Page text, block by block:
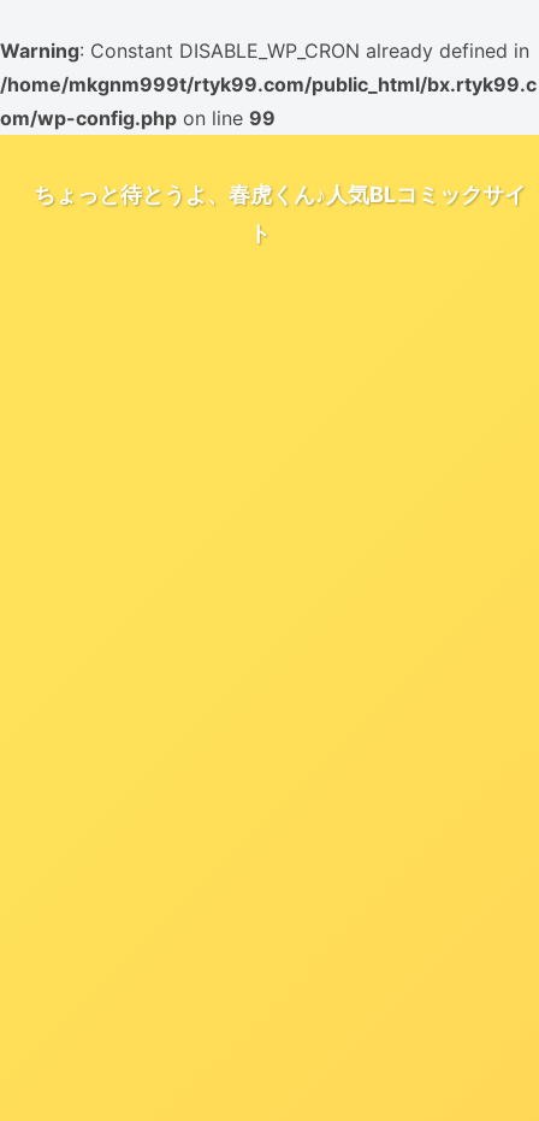
Warning: Constant DISABLE_WP_CRON already defined in
/home/mkgnm999t/rtyk99.com/public_html/bx.rtyk99.c
om/wp-config.php on line 99
ちょっと待とうよ、春虎くん♪人気BLコミックサイ
ト